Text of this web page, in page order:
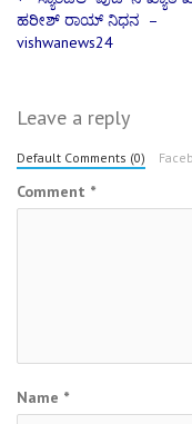
ಹರೀಶ್ ರಾಯ್ ನಿಧನ –
vishwanews24
Leave a reply
Default Comments (0)
Comment *
Name *